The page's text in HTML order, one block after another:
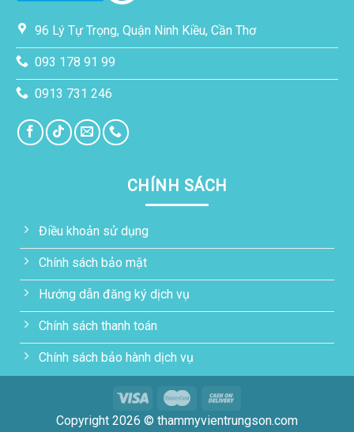
96 Lý Tự Trọng, Quận Ninh Kiều, Cần Thơ
093 178 91 99
0913 731 246
CHÍNH SÁCH
Điều khoản sử dụng
Chính sách bảo mật
Hướng dẫn đăng ký dịch vụ
Chính sách thanh toán
Chính sách bảo hành dịch vụ
Copyright 2026 © thammyvientrungson.com